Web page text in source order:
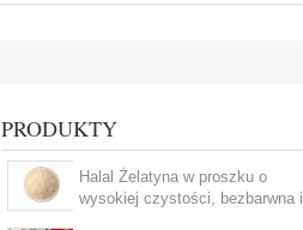
PRODUKTY
Halal Żelatyna w proszku o
wysokiej czystości, bezbarwna i